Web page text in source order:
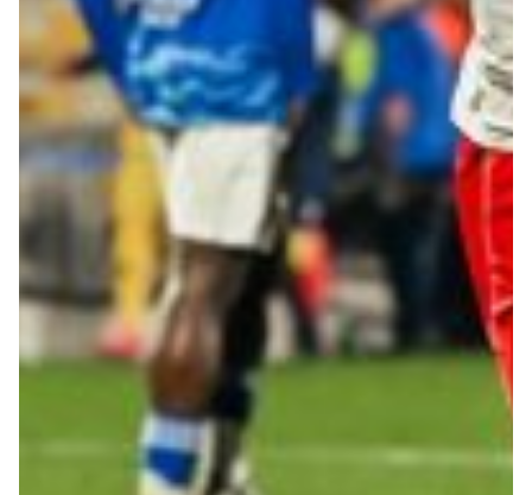
Summer Sale
Mare
Accessori
Party
Helan x Genoa
Isolani x Genoa
Gift Card Online Store